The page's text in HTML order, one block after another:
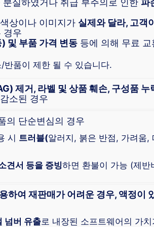
분실하였거나 취급 부주의로 인한 파
상이나 이미지가 실제와 달라, 고객
경우
및 부품 가격 변동 등에 의해 무료
품이 제한 될 수 있습니다.
제거, 라벨 및 상품 훼손, 구성품 누
소된 경우
의 단순변심의 경우
시 트러블(알러지, 붉은 반점, 가려움,
견서 등을 증빙하면 환불이 가능 (제반
하여 재판매가 어려운 경우, 액정이
넘버 유출로 내장된 소프트웨어의 가